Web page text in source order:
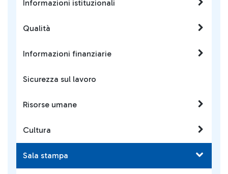
Informazioni istituzionali
Qualità
Informazioni finanziarie
Sicurezza sul lavoro
Risorse umane
Cultura
Sala stampa